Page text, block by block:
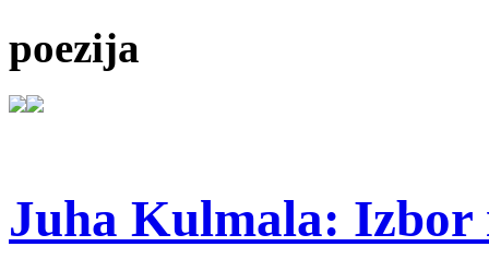
poezija
Juha Kulmala: Izbor